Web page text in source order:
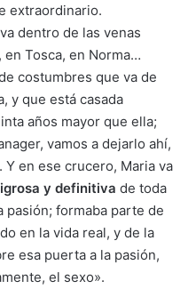
extraordinario.
dentro de las venas
Tosca, en Norma…
costumbres que va de
y que está casada
años mayor que ella;
vamos a dejarlo ahí,
Y en ese crucero, Maria va
y definitiva de toda
pasión; formaba parte de
en la vida real, y de la
esa puerta a la pasión,
el sexo».